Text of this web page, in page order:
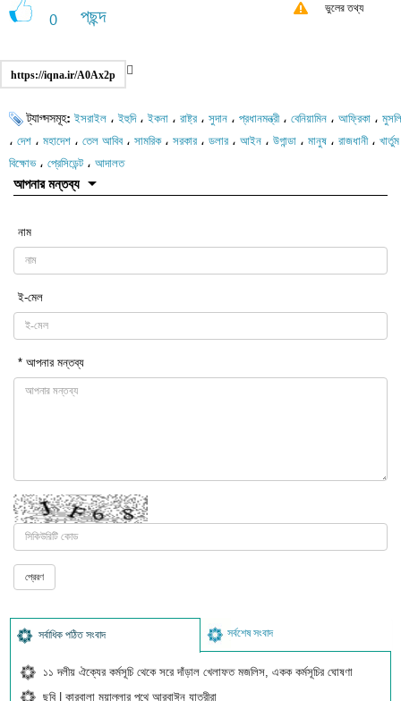
0 পছন্দ ভুলের তথ্য
https://iqna.ir/A0Ax2p
ট্যাগ্সসমূহ:ইসরাইল ،ইহুদি،ইকনা ، রাষ্ট্র ، সুদান ، প্রধানমন্ত্রী، বেনিয়ামিন ، আফ্রিকা ،
، দেশ ، মহাদেশ ، তেল আবিব ، সামরিক، সরকার ، ডলার ، আইন ، উগান্ডা ، মানুষ ، রাজধানী، খার্তুম
বিক্ষোভ، প্রেসিডেন্ট ، আদালত
আপনার মন্তব্য
নাম
ই-মেল
* আপনার মন্তব্য
সর্বাধিক পঠিত সংবাদ সর্বশেষ সংবাদ
১১ দলীয় ঐক্যের কর্মসূচি থেকে সরে দাঁড়াল খেলাফত মজলিস, একক কর্মসূচির ঘোষণা
ছবি | কারবালা মুয়াল্লার পথে আরবাঈন যাত্রীরা